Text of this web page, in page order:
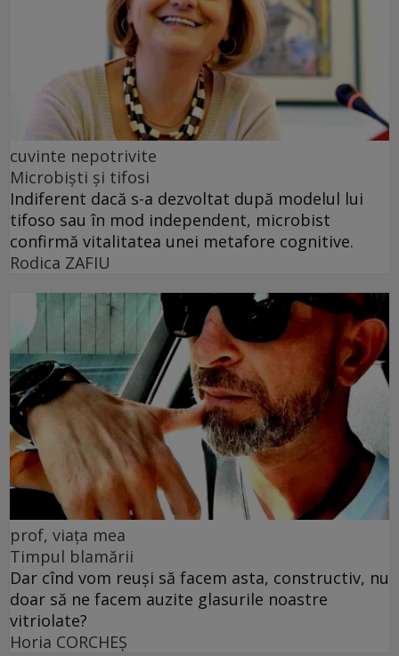
cuvinte nepotrivite
Microbiști și tifosi
Indiferent dacă s-a dezvoltat după modelul lui
tifoso sau în mod independent, microbist
confirmă vitalitatea unei metafore cognitive.
Rodica ZAFIU
prof, viața mea
Timpul blamării
Dar cînd vom reuși să facem asta, constructiv, nu
doar să ne facem auzite glasurile noastre
vitriolate?
Horia CORCHEŞ